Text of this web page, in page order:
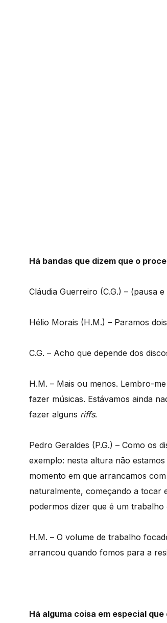
Há bandas que dizem que o
Cláudia Guerreiro (C.G.) – (pausa
Hélio Morais (H.M.) – Paramos
C.G. – Acho que depende dos
H.M. – Mais ou menos. Lembro-
fazer músicas. Estávamos ainda
fazer alguns riffs.
Pedro Geraldes (P.G.) – Como os
exemplo: nesta altura não
momento em que arrancamos
naturalmente, começando a tocar
podermos dizer que é um
H.M. – O volume de trabalho
arrancou quando fomos para a
Há alguma coisa em especial